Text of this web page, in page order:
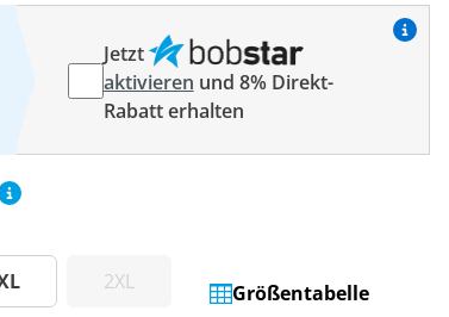
Jetzt
aktivieren und 8% Direkt-
Rabatt erhalten
2XL Größentabelle